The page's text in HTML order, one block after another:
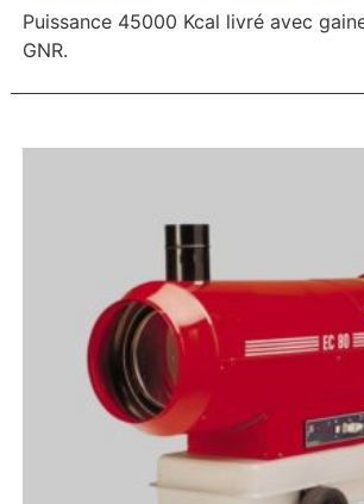
Puissance 45000 Kcal livré avec
GNR.